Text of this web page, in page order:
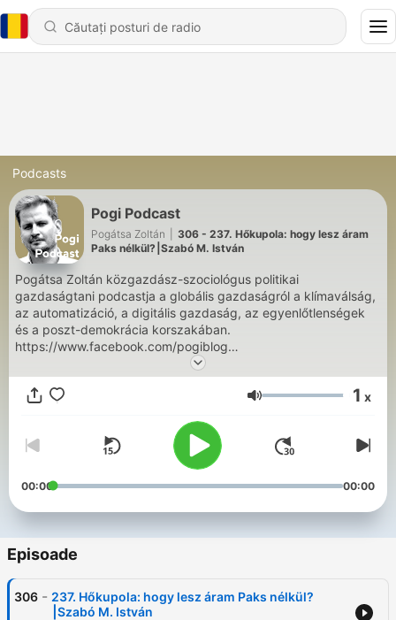
Podcasts
Pogi Podcast
Pogátsa Zoltán
306 - 237. Hőkupola: hogy lesz áram
Paks nélkül?⎮Szabó M. István
Pogátsa Zoltán közgazdász-szociológus politikai
gazdaságtani podcastja a globális gazdaságról a klímaválság,
az automatizáció, a digitális gazdaság, az egyenlőtlenségek
és a poszt-demokrácia korszakában.
https://www.facebook.com/pogiblog
https://www.patreon.com/pogipodcast
Volum 1 x
00:00 00:00
Episoade
306 - 237. Hőkupola: hogy lesz áram Paks nélkül?
⎮Szabó M. István